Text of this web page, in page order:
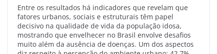
Entre os resultados há indicadores que revelam que
fatores urbanos, sociais e estruturais têm papel
decisivo na qualidade de vida da população idosa,
mostrando que envelhecer no Brasil envolve desafios
muito além da ausência de doenças. Um dos aspectos